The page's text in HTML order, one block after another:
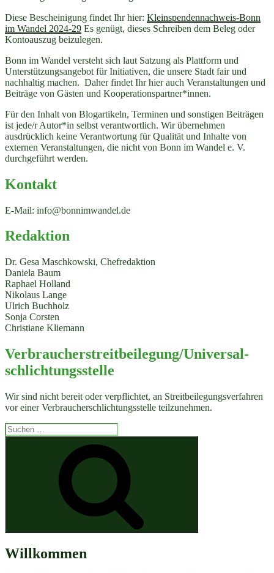
Diese Bescheinigung findet Ihr hier: Kleinspendennachweis-Bonn
im Wandel 2024-29 Es genügt, dieses Schreiben dem Beleg oder
Kontoauszug beizulegen.
Bonn im Wandel versteht sich laut Satzung als Plattform und
Unterstützungsangebot für Initiativen, die unsere Stadt fair und
nachhaltig machen. Daher findet Ihr hier auch Veranstaltungen und
Beiträge von Gästen und Kooperationspartner*innen.
Für den Inhalt von Blogartikeln, Terminen und sonstigen Beiträgen
ist jede/r Autor*in selbst verantwortlich. Wir übernehmen
ausdrücklich keine Verantwortung für Qualität und Inhalte von
externen Veranstaltungen, die nicht von Bonn im Wandel e. V.
durchgeführt werden.
Kontakt
E-Mail: info@bonnimwandel.de
Redaktion
Dr. Gesa Maschkowski, Chefredaktion
Daniela Baum
Raphael Holland
Nikolaus Lange
Ulrich Buchholz
Sonja Corsten
Christiane Kliemann
Verbraucher­streit­beilegung/Universal­
schlichtungs­stelle
Wir sind nicht bereit oder verpflichtet, an Streitbeilegungsverfahren
vor einer Verbraucherschlichtungsstelle teilzunehmen.
Suchen
nach:
Willkommen